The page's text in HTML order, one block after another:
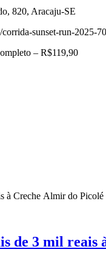
820, Aracaju-SE
sunset-run-2025-
– R$119,90
de 3 mil